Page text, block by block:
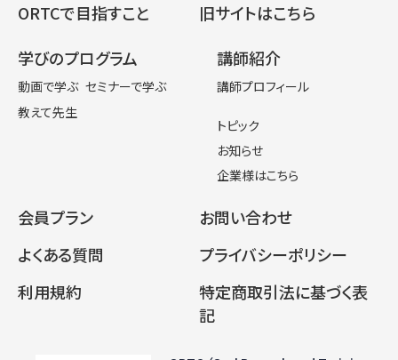
ORTCで目指すこと
旧サイトはこちら
学びのプログラム
動画で学ぶ セミナーで学ぶ
教えて先生
講師紹介
講師プロフィール
トピック
お知らせ
企業様はこちら
会員プラン
お問い合わせ
よくある質問
プライバシーポリシー
利用規約
特定商取引法に基づく表
記